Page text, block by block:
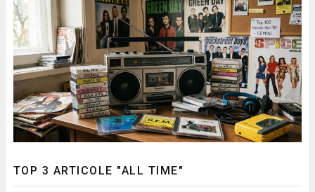
TOP 3 ARTICOLE "ALL TIME"